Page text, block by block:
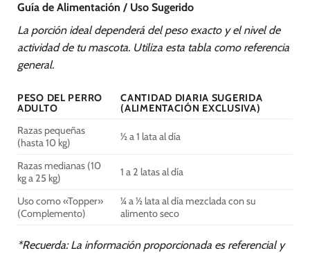
Guía de Alimentación / Uso Sugerido
La porción ideal dependerá del peso exacto y el nivel de
actividad de tu mascota. Utiliza esta tabla como referencia
general.
PESO DEL PERRO
ADULTO
CANTIDAD DIARIA SUGERIDA
(ALIMENTACIÓN EXCLUSIVA)
Razas pequeñas
(hasta 10 kg)
½ a 1 lata al día
Razas medianas (10
kg a 25 kg)
1 a 2 latas al día
Uso como «Topper»
(Complemento)
¼ a ½ lata al día mezclada con su
alimento seco
*Recuerda: La información proporcionada es referencial y